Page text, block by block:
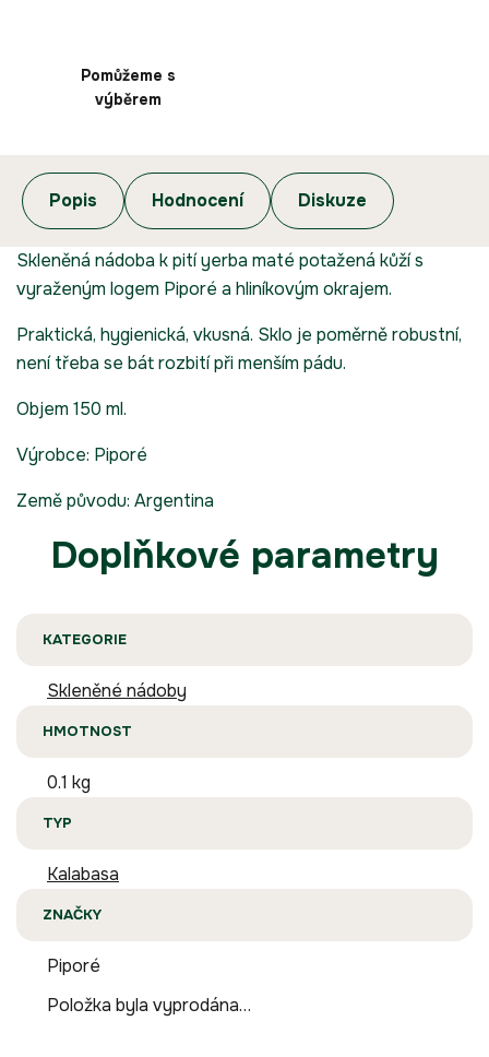
Pomůžeme s
výběrem
Popis Hodnocení Diskuze
Skleněná nádoba k pití yerba maté potažená kůží s
vyraženým logem Piporé a hliníkovým okrajem.
Praktická, hygienická, vkusná. Sklo je poměrně robustní,
není třeba se bát rozbití při menším pádu.
Objem 150 ml.
Výrobce: Piporé
Země původu: Argentina
Doplňkové parametry
KATEGORIE
Skleněné nádoby
HMOTNOST
0.1 kg
TYP
Kalabasa
ZNAČKY
Piporé
Položka byla vyprodána…